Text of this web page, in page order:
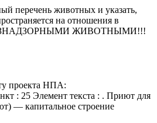
перечень животных и указать,
на отношения в
БЕЗНАДЗОРНЫМИ ЖИВОТНЫМИ!!!
проекта НПА:
: 25 Элемент текста : . Приют для
— капитальное строение